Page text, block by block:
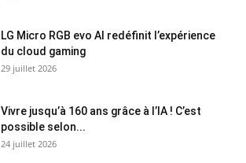
LG Micro RGB evo AI redéfinit l’expérience
du cloud gaming
29 juillet 2026
Vivre jusqu’à 160 ans grâce à l’IA ! C’est
possible selon...
24 juillet 2026